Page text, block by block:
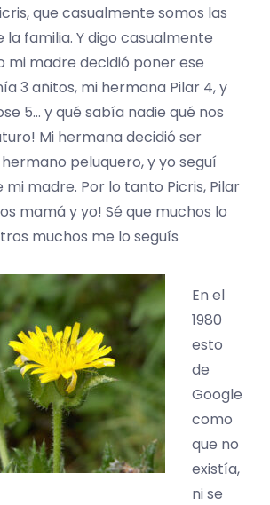
que casualmente somos las
la familia. Y digo casualmente
mi madre decidió poner ese
3 añitos, mi hermana Pilar 4, y
5… y qué sabía nadie qué nos
Mi hermana decidió ser
peluquero, y yo seguí
madre. Por lo tanto Picris, Pilar
mamá y yo! Sé que muchos lo
muchos me lo seguís
En el
1980
esto
de
Google
como
que no
existía,
ni se